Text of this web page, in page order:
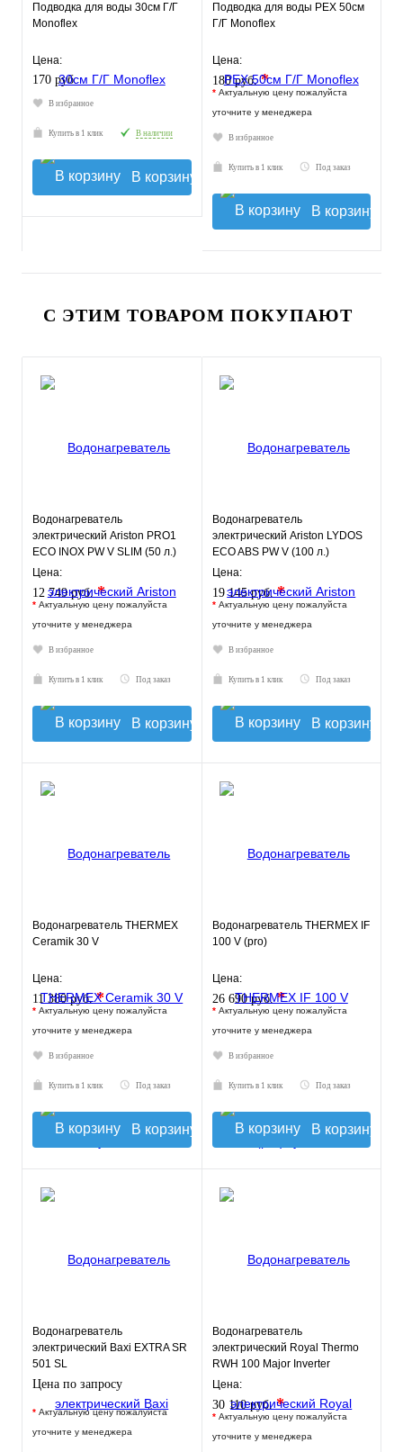
Подводка для воды 30см Г/Г
Monoflex
Цена:
170 руб.
В избранное
Купить в 1 клик В наличии
В корзину
Подводка для воды РЕХ 50см
Г/Г Monoflex
Цена:
180 руб.*
* Актуальную цену пожалуйста
уточните у менеджера
В избранное
Купить в 1 клик Под заказ
В корзину
С ЭТИМ ТОВАРОМ ПОКУПАЮТ
Водонагреватель
электрический Ariston PRO1
ECO INOX PW V SLIM (50 л.)
настенный, нерж. сталь, ТЭН
Цена:
12 749 руб.*
* Актуальную цену пожалуйста
уточните у менеджера
В избранное
Купить в 1 клик Под заказ
В корзину
Водонагреватель
электрический Ariston LYDOS
ECO ABS PW V (100 л.)
настенный, ТЭН 2,5 кВт.
Цена:
19 145 руб.*
* Актуальную цену пожалуйста
уточните у менеджера
В избранное
Купить в 1 клик Под заказ
В корзину
Водонагреватель THERMEX
Ceramik 30 V
Цена:
11 380 руб.*
* Актуальную цену пожалуйста
уточните у менеджера
В избранное
Купить в 1 клик Под заказ
В корзину
Водонагреватель THERMEX IF
100 V (pro)
Цена:
26 690 руб.*
* Актуальную цену пожалуйста
уточните у менеджера
В избранное
Купить в 1 клик Под заказ
В корзину
Водонагреватель
электрический Baxi EXTRA SR
501 SL
Цена по запросу
* Актуальную цену пожалуйста
уточните у менеджера
Водонагреватель
электрический Royal Thermo
RWH 100 Major Inverter
Цена:
30 110 руб.*
* Актуальную цену пожалуйста
уточните у менеджера